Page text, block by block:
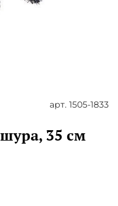
арт. 1505-1833
35 см